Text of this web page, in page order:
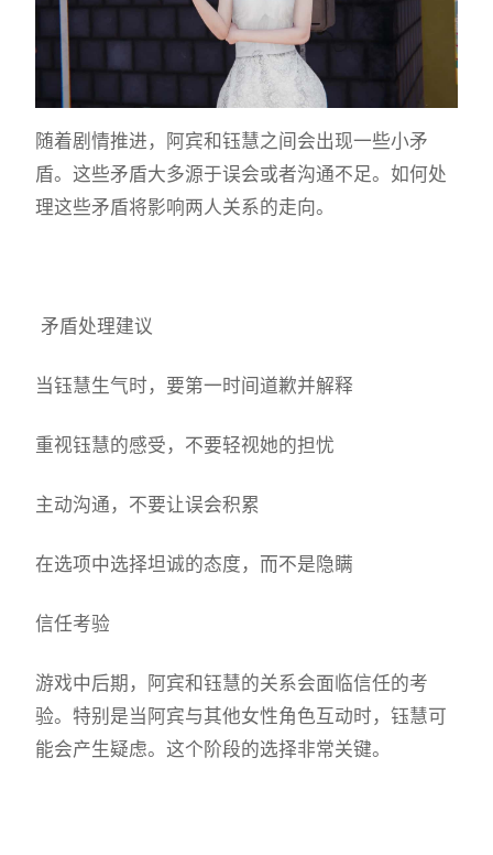
随着剧情推进，阿宾和钰慧之间会出现一些小矛
盾。这些矛盾大多源于误会或者沟通不足。如何处
理这些矛盾将影响两人关系的走向。
矛盾处理建议
当钰慧生气时，要第一时间道歉并解释
重视钰慧的感受，不要轻视她的担忧
主动沟通，不要让误会积累
在选项中选择坦诚的态度，而不是隐瞒
信任考验
游戏中后期，阿宾和钰慧的关系会面临信任的考
验。特别是当阿宾与其他女性角色互动时，钰慧可
能会产生疑虑。这个阶段的选择非常关键。